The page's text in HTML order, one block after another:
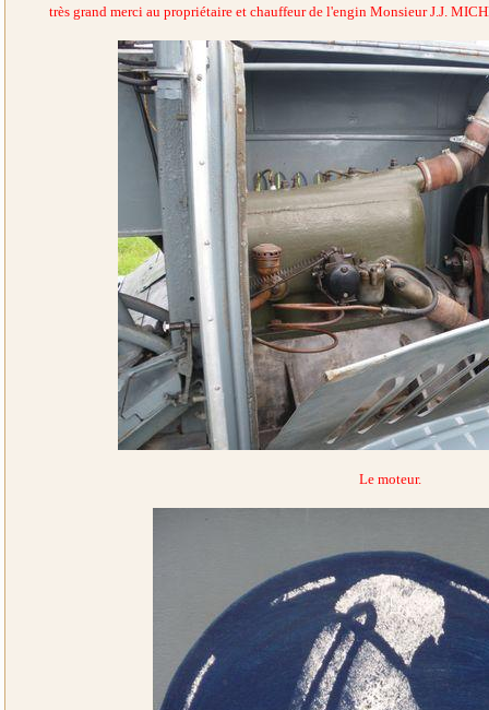
très grand merci au propriétaire et chauffeur de l'engin Monsieur J.J.
Le moteur.